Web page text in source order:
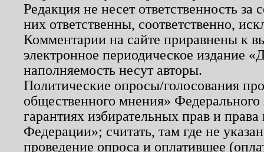
Редакция не несет ответственность
них ответственны, соответственно,
Комментарии на сайте приравнены к
электронное периодическое издание
наполняемость несут авторы.
Политические опросы/голосования
общественного мнения»
гарантиях избирательных прав и
Федерации»; считать, там где не
проведение опроса и оплатившее